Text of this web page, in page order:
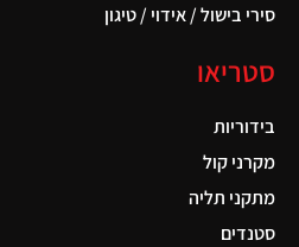
סירי בישול / אידוי / טיגון
סטריאו
בידוריות
מקרני קול
מתקני תליה
סטנדים